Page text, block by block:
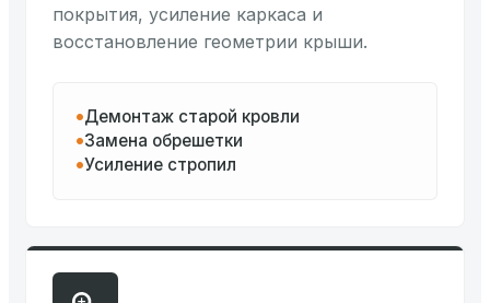
покрытия, усиление каркаса и
восстановление геометрии крыши.
Демонтаж старой кровли
Замена обрешетки
Усиление стропил